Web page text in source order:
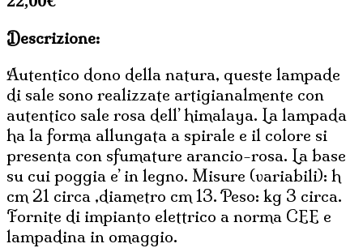
Descrizione:
Autentico dono della natura, queste lampade
di sale sono realizzate artigianalmente con
autentico sale rosa dell’ himalaya. La lampada
ha la forma allungata a spirale e il colore si
presenta con sfumature arancio-rosa. La base
su cui poggia e’ in legno. Misure (variabili): h
cm 21 circa ,diametro cm 13. Peso: kg 3 circa.
Fornite di impianto elettrico a norma CEE e
lampadina in omaggio.